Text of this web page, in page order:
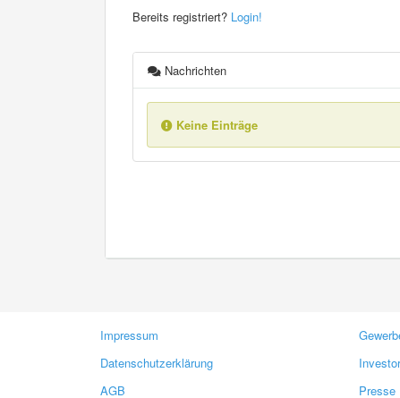
Bereits registriert? Login!
Nachrichten
Keine Einträge
Impressum
Datenschutzerklärung
AGB
Presse